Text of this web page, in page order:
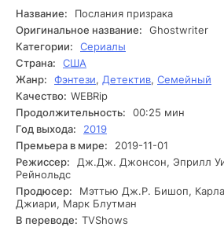
устанавливает перед ними
том, что на самом деле скрывается
происшествиями. Пинкертон и его
расследование, опрашивая
Они сталкиваются с рядом
возмущения местных жителей и
скрыть правду о прошлом.
тайны, связанные с историей города
которые ведут к неожиданным
все больше в загадку, Пинкертон
записи, которые могут пролить свет
фантомами и событиями в их жизни.
интересном этапе они
откровением, которое изменяет их
реальности.
Название:
Послания призрака
Оригинальное название:
Ghostwriter
Категории:
Сериалы
Страна:
США
Жанр:
Фэнтези, Детектив, Семейный
Качество: WEBRip
Продолжительность:
00:25 мин
Год выхода:
2019
Премьера в мире:
2019-11-01
Режиссер:
Дж.Дж. Джонсон, Эприлл
Рейнольдс
Продюсер:
Мэттью Дж.Р. Бишоп,
Джиари, Марк Блутман
В переводе: TVShows